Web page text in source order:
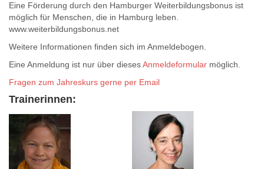
Eine Förderung durch den Hamburger Weiterbildungsbonus ist
möglich für Menschen, die in Hamburg leben.
www.weiterbildungsbonus.net
Weitere Informationen finden sich im Anmeldebogen.
Eine Anmeldung ist nur über diesesAnmeldeformular möglich.
Fragen zum Jahreskurs gerne per Email
Trainerinnen: